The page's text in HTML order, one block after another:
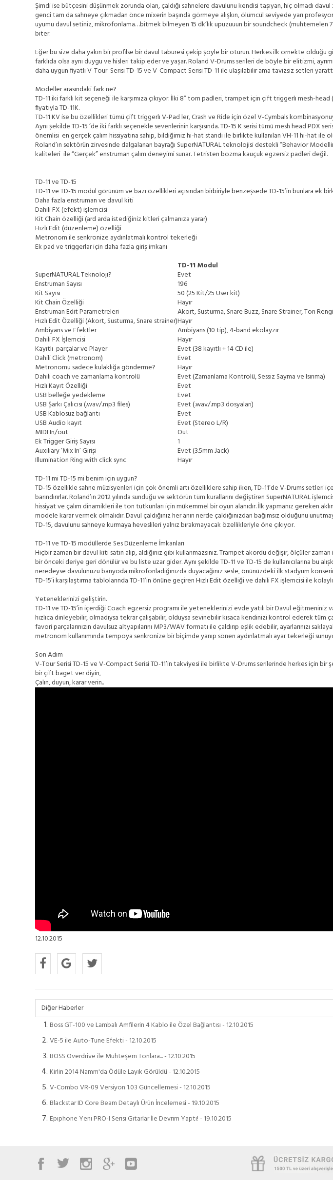
Şimdi ise bütçesini düşünmek zorunda olan, çaldığı sahnelere davulunu kendisi taşıyan, hiç olmadı
genci tam da sahneye çıkmadan önce mixerin başında görmeye alışkın, ölümcül seviyede yarı
uyumu davul setiniz, mikrofonlama…bitmek bilmeyen 15 dk’lık upuzuuun bir soundcheck (muhtemelen
biter.
Eğer bu size daha yakın bir profilse bir davul taburesi çekip şöyle bir oturun. Herkes ilk örnekte
farklıda olsa aynı duygu ve hisleri takip eder ve yaşar. Roland V-Drums serileri de böyle bir elitizmi,
daha uygun fiyatlı V-Tour Serisi TD-15 ve V-Compact Serisi TD-11 ile ulaşılabilir ama tavizsiz setleri
Modeller arasındaki fark ne?
TD-11 iki farklı kit seçeneği ile karşımıza çıkıyor. İlki 8” tom padleri, trampet için çift triggerlı mesh-
fiyatıyla TD-11K.
TD-11 KV ise bu özellikleri tümü çift triggerlı V-Pad ler, Crash ve Ride için özel V-Cymbals
Aynı şekilde TD-15 ‘de iki farklı seçenekle sevenlerinin karşısında. TD-15 K serisi tümü mesh head
önemlisi en gerçek çalım hissiyatına sahip, bildiğimiz hi-hat standı ile birlikte kullanılan VH-11 hi-hat ile
Roland’ın sektörün zirvesinde dalgalanan bayrağı SuperNATURAL teknolojisi destekli “Behavior
kaliteleri ile “Gerçek” enstruman çalım deneyimi sunar. Tetristen bozma kauçuk egzersiz padleri değil.
TD-11 ve TD-15
TD-11 ve TD-15 modül görünüm ve bazı özellikleri açısından birbiriyle benzeşsede TD-15’in bunlara ek
Daha fazla enstruman ve davul kiti
Dahili FX (efekt) işlemcisi
Kit Chain özelliği (ard arda istediğiniz kitleri çalmanıza yarar)
Hızlı Edit (düzenleme) özelliği
Metronom ile senkronize aydınlatmalı kontrol tekerleği
Ek pad ve triggerlar için daha fazla giriş imkanı
TD-11 Modul
SuperNATURAL Teknoloji?
Evet
Enstruman Sayısı
196
Kit Sayısı
50 (25 Kit/25 User kit)
Kit Chain Özelliği
Hayır
Enstruman Edit Parametreleri
Akort, Susturma, Snare Buzz, Snare Strainer, Ton
Hızlı Edit Özelliği (Akort, Susturma, Snare strainer)Hayır
Ambiyans ve Efektler
Ambiyans (10 tip), 4-band ekolayzır
Dahili FX İşlemcisi
Hayır
Kayıtlı parçalar ve Player
Evet (38 kayıtlı + 14 CD ile)
Dahili Click (metronom)
Evet
Metronomu sadece kulaklığa gönderme?
Hayır
Dahili coach ve zamanlama kontrolü
Evet (Zamanlama Kontrolü, Sessiz Sayma ve Isınma)
Hızlı Kayıt Özelliği
Evet
USB belleğe yedekleme
Evet
USB Şarkı Çalıcısı (.wav/.mp3 files)
Evet (.wav/.mp3 dosyaları)
USB Kablosuz bağlantı
Evet
USB Audio kayıt
Evet (Stereo L/R)
MIDI In/out
Out
Ek Trigger Giriş Sayısı
1
Auxiliary ‘Mix In’ Girişi
Evet (3.5mm Jack)
Illumination Ring with click sync
Hayır
TD-11 mi TD-15 mi benim için uygun?
TD-15 özellikle sahne müzisyenleri için çok önemli artı özelliklere sahip iken, TD-11’de V-Drums
barındırırlar. Roland’ın 2012 yılında sunduğu ve sektörün tüm kurallarını değiştiren SuperNATURAL
hissiyat ve çalım dinamikleri ile ton tutkunları için mükemmel bir oyun alanıdır. İlk yapmanız gereken
modele karar vermek olmalıdır. Davul çaldığınız her anın nerde çaldığınızdan bağımsız olduğunu
TD-15, davulunu sahneye kurmaya heveslileri yalnız bırakmayacak özellikleriyle öne çıkıyor.
TD-11 ve TD-15 modüllerde Ses Düzenleme İmkanları
Hiçbir zaman bir davul kiti satın alıp, aldığınız gibi kullanmazsınız. Trampet akordu değişir, ölçüler
bir önceki deriye geri dönülür ve bu liste uzar gider. Aynı şekilde TD-11 ve TD-15 de kullanıcılarına bu
neredeyse davulunuzu banyoda mikrofonladığınızda duyacağınız sesle, önünüzdeki ilk stadyum
TD-15’i karşılaştırma tablolarında TD-11’in önüne geçiren Hızlı Edit özelliği ve dahili FX işlemcisi ile
Yeteneklerinizi geliştirin.
TD-11 ve TD-15’in içerdiği Coach egzersiz programı ile yeteneklerinizi evde yatılı bir Davul eğitmeniniz
hızlıca dinleyebilir, olmadıysa tekrar çalışabilir, olduysa sevinebilir kısaca kendinizi kontrol ederek tüm
favori parçalarınızın davulsuz altyapılarını MP3/WAV formatı ile çaldırıp eşlik edebilir, ayarlarınızı
metronom kullanımında tempoya senkronize bir biçimde yanıp sönen aydınlatmalı ayar tekerleği
Son Adım
V-Tour Serisi TD-15 ve V-Compact Serisi TD-11’in takviyesi ile birlikte V-Drums serilerinde herkes için
bir çift baget ver diyin,
Çalın, duyun, karar verin..
12.10.2015
Diğer Haberler
Boss GT-100 ve Lambalı Amfilerin 4 Kablo ile Özel Bağlantısı - 12.10.2015
VE-5 ile Auto-Tune Efekti - 12.10.2015
BOSS Overdrive ile Muhteşem Tonlara... - 12.10.2015
Kirlin 2014 Namm'da Ödüle Layık Görüldü - 12.10.2015
V-Combo VR-09 Versiyon 1.03 Güncellemesi - 12.10.2015
Blackstar ID Core Beam Detaylı Ürün İncelemesi - 19.10.2015
Epiphone Yeni PRO-I Serisi Gitarlar İle Devrim Yaptı! - 19.10.2015